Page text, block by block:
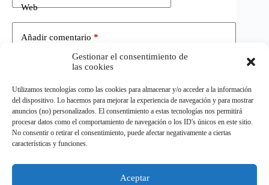
Gestionar el consentimiento de
las cookies
Utilizamos tecnologías como las cookies para almacenar y/o acceder a la información
del dispositivo. Lo hacemos para mejorar la experiencia de navegación y para mostrar
anuncios (no) personalizados. El consentimiento a estas tecnologías nos permitirá
procesar datos como el comportamiento de navegación o los ID's únicos en este sitio.
No consentir o retirar el consentimiento, puede afectar negativamente a ciertas
características y funciones.
Aceptar
Web
Añadir comentario *
Publicar el comentario